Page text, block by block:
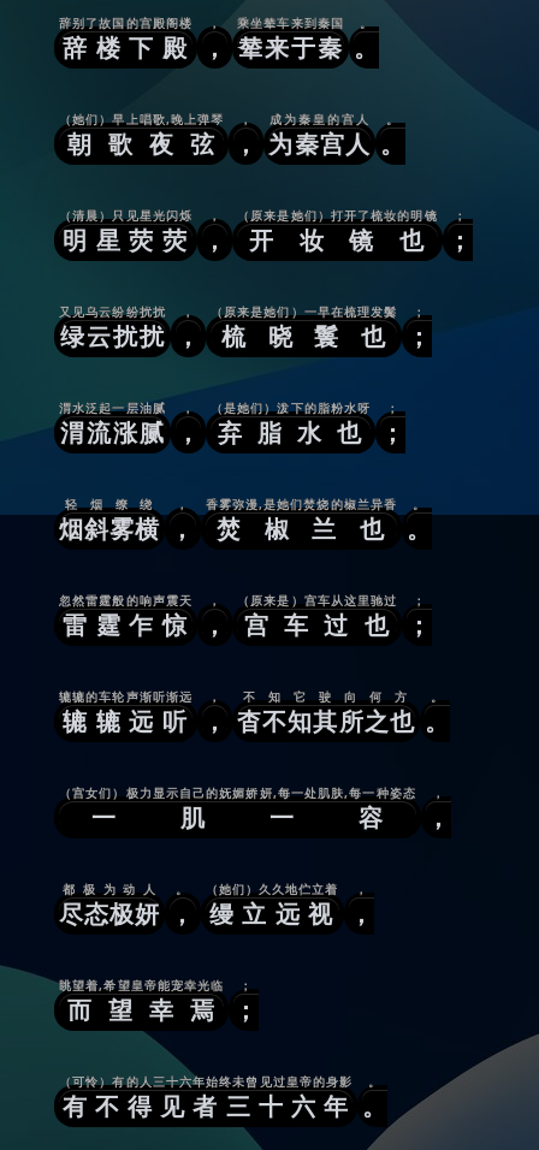
辞楼下殿
辞别了故国的宫殿阁楼
，
，
辇来于秦
乘坐辇车来到秦国
。
。
朝歌夜弦
（她们）早上唱歌,晚上弹琴
，
，
为秦宫人
成为秦皇的宫人
。
。
明星荧荧
（清晨）只见星光闪烁
，
，
开妆镜也
（原来是她们）打开了梳妆的明镜
；
；
绿云扰扰
又见乌云纷纷扰扰
，
，
梳晓鬟也
（原来是她们）一早在梳理发鬓
；
；
渭流涨腻
渭水泛起一层油腻
，
，
弃脂水也
（是她们）泼下的脂粉水呀
；
；
烟斜雾横
轻烟缭绕
，
，
焚椒兰也
香雾弥漫,是她们焚烧的椒兰异香
。
。
雷霆乍惊
忽然雷霆般的响声震天
，
，
宫车过也
（原来是）宫车从这里驰过
；
；
辘辘远听
辘辘的车轮声渐听渐远
，
，
杳不知其所之也
不知它驶向何方
。
。
一肌一容
（宫女们）极力显示自己的妩媚娇妍,每一处肌肤,每一种姿态
，
，
尽态极妍
都极为动人
，
。
缦立远视
（她们）久久地伫立着
，
，
而望幸焉
眺望着,希望皇帝能宠幸光临
；
；
有不得见者三十六年
（可怜）有的人三十六年始终未曾见过皇帝的身影
。
。